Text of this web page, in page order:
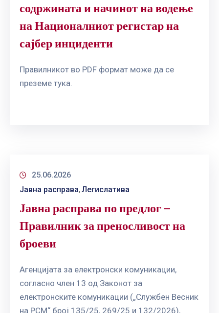
содржината и начинот на водење
на Националниот регистар на
сајбер инциденти
Правилникот во PDF формат може да се
преземе тука.
25.06.2026
Јавна расправа‚Легислатива
Јавна расправа по предлог –
Правилник за преносливост на
броеви
Агенцијата за електронски комуникации,
согласно член 13 од Законот за
електронските комуникации („Службен Весник
на РСМ“ број 135/25, 269/25 и 132/2026),